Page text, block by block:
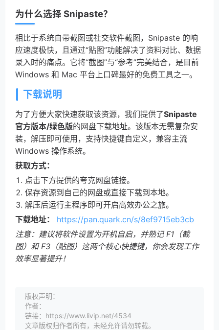
为什么选择 Snipaste？
相比于系统自带截图或社交软件截图，Snipaste 的响
应速度极快，且通过“贴图”功能解决了资料对比、数据
录入时的痛点。它将“截图”与“参考”完美结合，是目前
Windows 和 Mac 平台上口碑最好的免费工具之一。
下载说明
为了方便大家快速获取该资源，我们提供了Snipaste
官方版本/绿色版的网盘下载地址。该版本无需复杂安
装，解压即可使用，支持快捷键自定义，兼容主流
Windows 操作系统。
获取方式：
点击下方提供的夸克网盘链接。
保存资源到自己的网盘或直接下载到本地。
解压后运行主程序即可开启高效办公之旅。
下载地址：
https://pan.quark.cn/s/8ef9715eb3cb
注意：建议将软件设置为开机自启，并熟记 F1（截
图）和 F3（贴图）这两个核心快捷键，你会发现工作
效率显著提升！
版权声明：
作者：
链接：https://www.livip.net/4534
文章版权归作者所有，未经允许请勿转载。